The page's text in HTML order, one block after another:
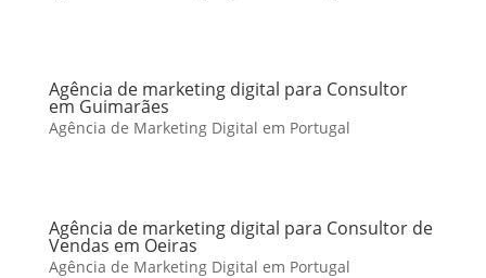
Agência de marketing digital para Consultor
em Guimarães
Agência de Marketing Digital em Portugal
Agência de marketing digital para Consultor de
Vendas em Oeiras
Agência de Marketing Digital em Portugal